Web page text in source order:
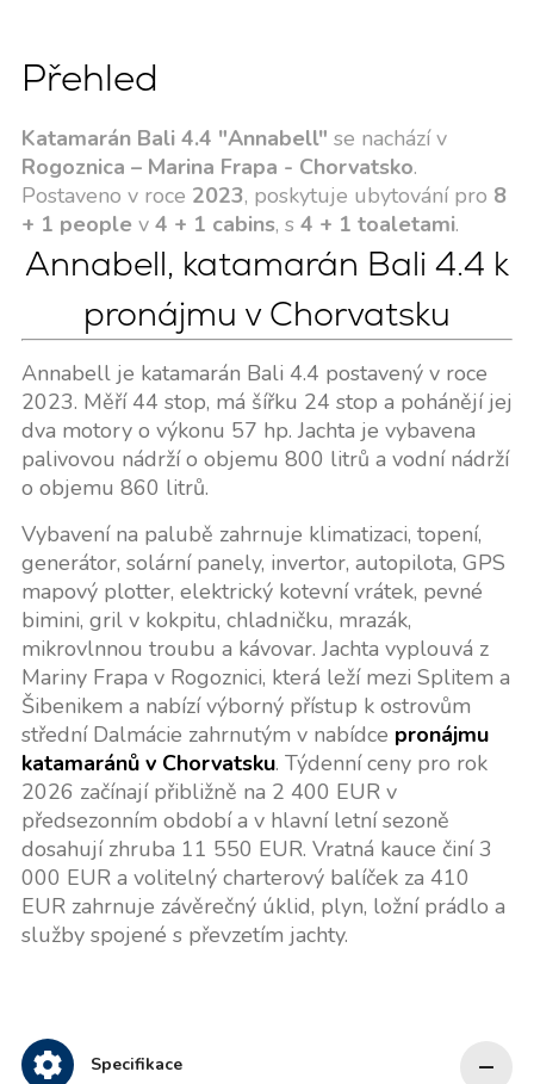
Přehled
Katamarán Bali 4.4 "Annabell" se nachází v
Rogoznica – Marina Frapa - Chorvatsko.
Postaveno v roce 2023, poskytuje ubytování pro 8
+ 1 people v 4 + 1 cabins, s 4 + 1 toaletami.
Annabell, katamarán Bali 4.4 k
pronájmu v Chorvatsku
Annabell je katamarán Bali 4.4 postavený v roce
2023. Měří 44 stop, má šířku 24 stop a pohánějí jej
dva motory o výkonu 57 hp. Jachta je vybavena
palivovou nádrží o objemu 800 litrů a vodní nádrží
o objemu 860 litrů.
Vybavení na palubě zahrnuje klimatizaci, topení,
generátor, solární panely, invertor, autopilota, GPS
mapový plotter, elektrický kotevní vrátek, pevné
bimini, gril v kokpitu, chladničku, mrazák,
mikrovlnnou troubu a kávovar. Jachta vyplouvá z
Mariny Frapa v Rogoznici, která leží mezi Splitem a
Šibenikem a nabízí výborný přístup k ostrovům
střední Dalmácie zahrnutým v nabídce pronájmu
katamaránů v Chorvatsku. Týdenní ceny pro rok
2026 začínají přibližně na 2 400 EUR v
předsezonním období a v hlavní letní sezoně
dosahují zhruba 11 550 EUR. Vratná kauce činí 3
000 EUR a volitelný charterový balíček za 410
EUR zahrnuje závěrečný úklid, plyn, ložní prádlo a
služby spojené s převzetím jachty.
Specifikace